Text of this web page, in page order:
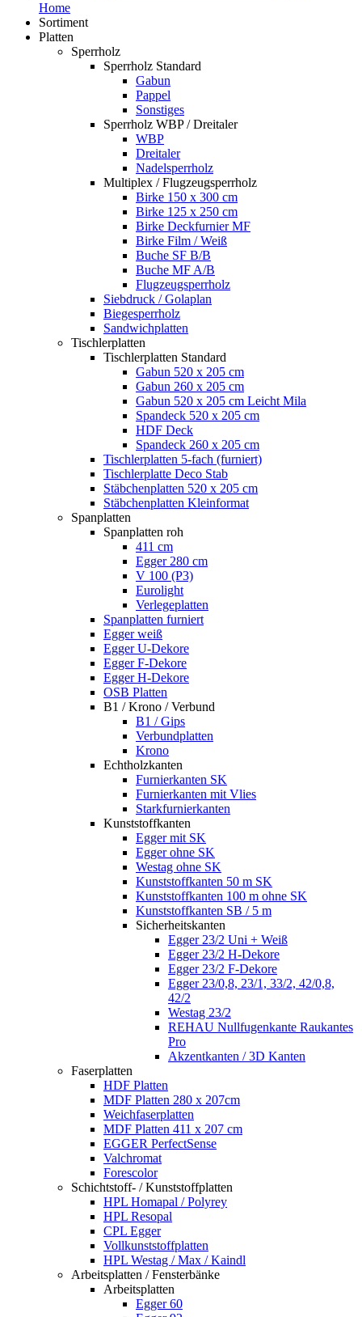
Home
Sortiment
Platten
Sperrholz
Sperrholz Standard
Gabun
Pappel
Sonstiges
Sperrholz WBP / Dreitaler
WBP
Dreitaler
Nadelsperrholz
Multiplex / Flugzeugsperrholz
Birke 150 x 300 cm
Birke 125 x 250 cm
Birke Deckfurnier MF
Birke Film / Weiß
Buche SF B/B
Buche MF A/B
Flugzeugsperrholz
Siebdruck / Golaplan
Biegesperrholz
Sandwichplatten
Tischlerplatten
Tischlerplatten Standard
Gabun 520 x 205 cm
Gabun 260 x 205 cm
Gabun 520 x 205 cm Leicht Mila
Spandeck 520 x 205 cm
HDF Deck
Spandeck 260 x 205 cm
Tischlerplatten 5-fach (furniert)
Tischlerplatte Deco Stab
Stäbchenplatten 520 x 205 cm
Stäbchenplatten Kleinformat
Spanplatten
Spanplatten roh
411 cm
Egger 280 cm
V 100 (P3)
Eurolight
Verlegeplatten
Spanplatten furniert
Egger weiß
Egger U-Dekore
Egger F-Dekore
Egger H-Dekore
OSB Platten
B1 / Krono / Verbund
B1 / Gips
Verbundplatten
Krono
Echtholzkanten
Furnierkanten SK
Furnierkanten mit Vlies
Starkfurnierkanten
Kunststoffkanten
Egger mit SK
Egger ohne SK
Westag ohne SK
Kunststoffkanten 50 m SK
Kunststoffkanten 100 m ohne SK
Kunststoffkanten SB / 5 m
Sicherheitskanten
Egger 23/2 Uni + Weiß
Egger 23/2 H-Dekore
Egger 23/2 F-Dekore
Egger 23/0,8, 23/1, 33/2, 42/0,8,
42/2
Westag 23/2
REHAU Nullfugenkante Raukantes
Pro
Akzentkanten / 3D Kanten
Faserplatten
HDF Platten
MDF Platten 280 x 207cm
Weichfaserplatten
MDF Platten 411 x 207 cm
EGGER PerfectSense
Valchromat
Forescolor
Schichtstoff- / Kunststoffplatten
HPL Homapal / Polyrey
HPL Resopal
CPL Egger
Vollkunststoffplatten
HPL Westag / Max / Kaindl
Arbeitsplatten / Fensterbänke
Arbeitsplatten
Egger 60